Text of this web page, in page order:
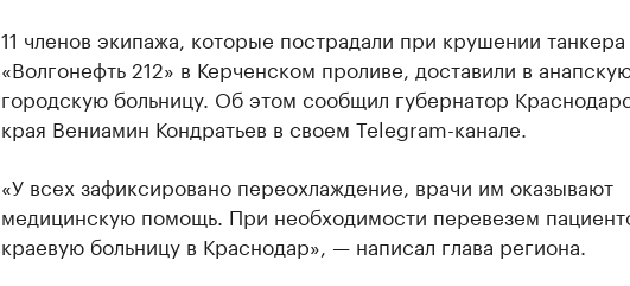
11 членов экипажа, которые пострадали при крушении танкера
«Волгонефть 212» в Керченском проливе, доставили в
городскую больницу. Об этом сообщил губернатор
края Вениамин Кондратьев в своем Telegram-канале.
«У всех зафиксировано переохлаждение, врачи им оказывают
медицинскую помощь. При необходимости перевезем
краевую больницу в Краснодар», — написал глава региона.